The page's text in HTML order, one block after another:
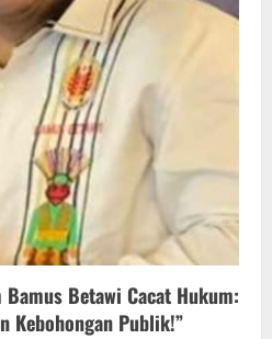
Betawi Cacat Hukum:
Kebohongan Publik!”